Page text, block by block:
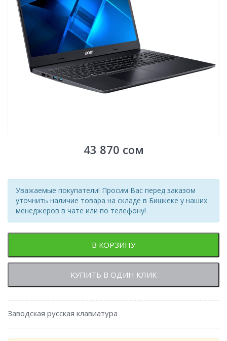
43 870 сом
Уважаемые покупатели! Просим Вас перед заказом
уточнить наличие товара на складе в Бишкеке у наших
менеджеров в чате или по телефону!
В КОРЗИНУ
КУПИТЬ В ОДИН КЛИК
Заводская русская клавиатура